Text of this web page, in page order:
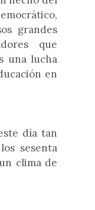
grandes
que
una lucha
en
día tan
sesenta
clima de